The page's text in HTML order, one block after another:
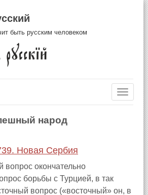
быть русским человеком
народ
Новая Сербия
вопрос окончательно
борьбы с Турцией, в так
вопрос («восточный» он, в